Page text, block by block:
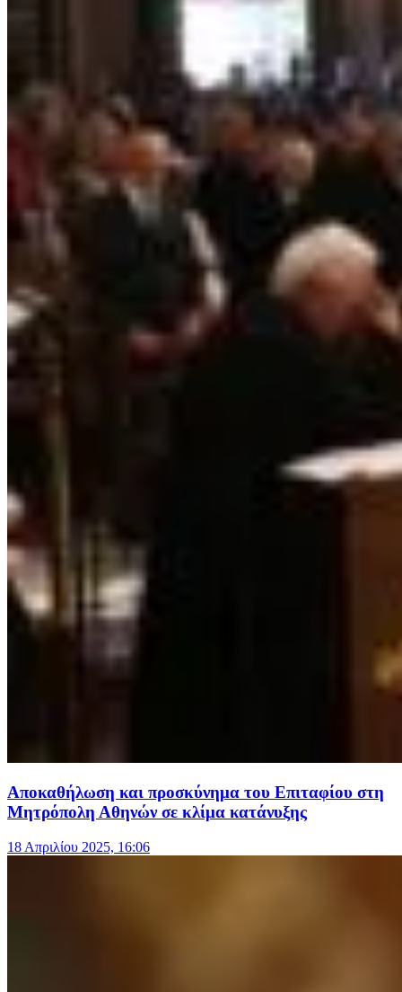
Αποκαθήλωση και προσκύνημα του Επιταφίου στη
Μητρόπολη Αθηνών σε κλίμα κατάνυξης
18 Απριλίου 2025, 16:06